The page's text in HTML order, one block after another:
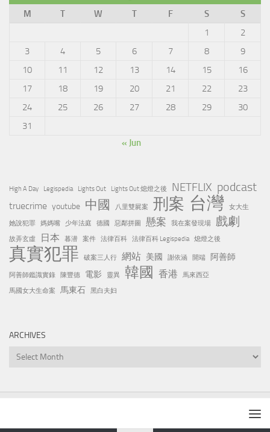
M
T W T F S
S
1
2
3
4 5 6 7 8
9
10
11 12 13 14 15
16
17
18 19 20 21 22
23
24
25 26 27 28 29
30
31
« Jun
High A Day Legispedia Lights Out Lights Out 熄燈之後 NETFLIX podcast
truecrime youtube 中國 八里雙屍案 刑案 台灣 女大生
她說犯罪 媽媽嘴 少年法庭 德國 惡鄰拼圖 懸案 我在案發現場 戲劇
故弄玄虛 日本 暮潜 案件 法律百科 法律百科 Legispedia 熄燈之後
真實犯罪 破案三人行 網站 美國 謝依涵 開端 阿善師
阿善師鑑識實錄 陳豐德 電影 靈異 韓國 香港
馬來西亞
馬國女大生命案
馬東石 黑白夫妇
ARCHIVES
Archives